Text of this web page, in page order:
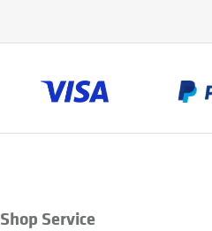
Shop Service